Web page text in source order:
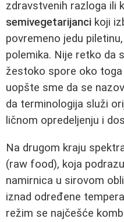
zdravstvenih razloga ili
semivegetarijanci koji
povremeno jedu
polemika. Nije retko da
žestoko spore oko toga
uopšte sme da se
da terminologija služi
ličnom opredeljenju i
Na drugom kraju
(raw food), koja
namirnica u sirovom
iznad određene
režim se najčešće